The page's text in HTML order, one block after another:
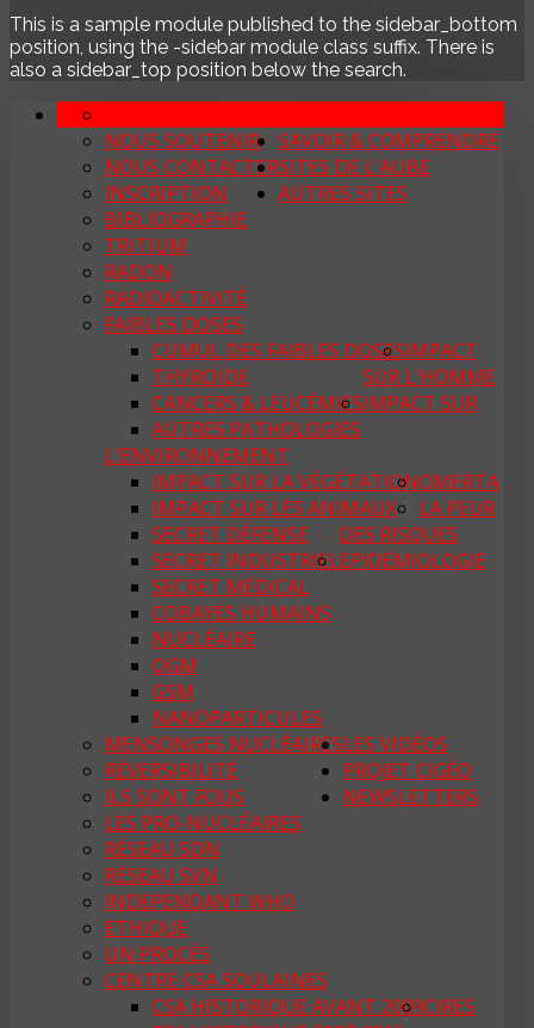
This is a sample module published to the sidebar_bottom
position, using the -sidebar module class suffix. There is
also a sidebar_top position below the search.
NOUS SOUTENIR
NOUS CONTACTER
INSCRIPTION
SAVOIR & COMPRENDRE
BIBLIOGRAPHIE
TRITIUM
RADON
RADIOACTIVITÉ
FAIBLES DOSES
CUMUL DES FAIBLES DOSESIMPACT
SUR L'HOMME
THYROÏDE
CANCERS & LEUCÉMIES
AUTRES PATHOLOGIES
IMPACT SUR
L'ENVIRONNEMENT
IMPACT SUR LA VÉGÉTATION
IMPACT SUR LES ANIMAUX
OMERTA
SECRET DÉFENSE
SECRET INDUSTRIEL
SECRET MÉDICAL
COBAYES HUMAINS
LA PEUR
DES RISQUES
NUCLÉAIRE
OGM
GSM
NANOPARTICULES
EPIDÉMIOLOGIE
MENSONGES NUCLÉAIRES
RÉVERSIBILITÉ
ILS SONT FOUS
LES PRO-NUCLÉAIRES
RÉSEAU SDN
RÉSEAU SVN
INDEPENDANT WHO
ETHIQUE
UN PROCÈS
SITES DE L'AUBE
CENTRE CSA SOULAINES
CSA HISTORIQUE AVANT 2009CIRES
AUTRES SITES
LES VIDÉOS
PROJET CIGÉO
NEWSLETTERS